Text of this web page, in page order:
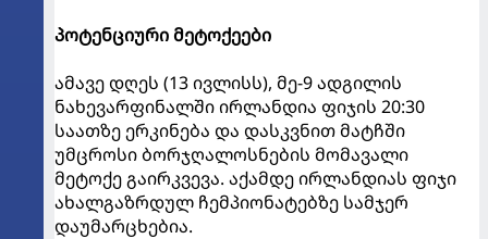
პოტენციური მეტოქეები
ამავე დღეს (13 ივლისს), მე-9 ადგილის
ნახევარფინალში ირლანდია ფიჯის 20:30
საათზე ერკინება და დასკვნით მატჩში
უმცროსი ბორჯღალოსნების მომავალი
მეტოქე გაირკვევა. აქამდე ირლანდიას ფიჯი
ახალგაზრდულ ჩემპიონატებზე სამჯერ
დაუმარცხებია.